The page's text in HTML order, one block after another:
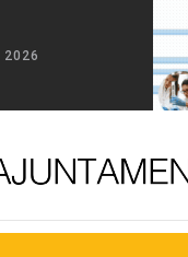
2026
Comarcal de la Selva